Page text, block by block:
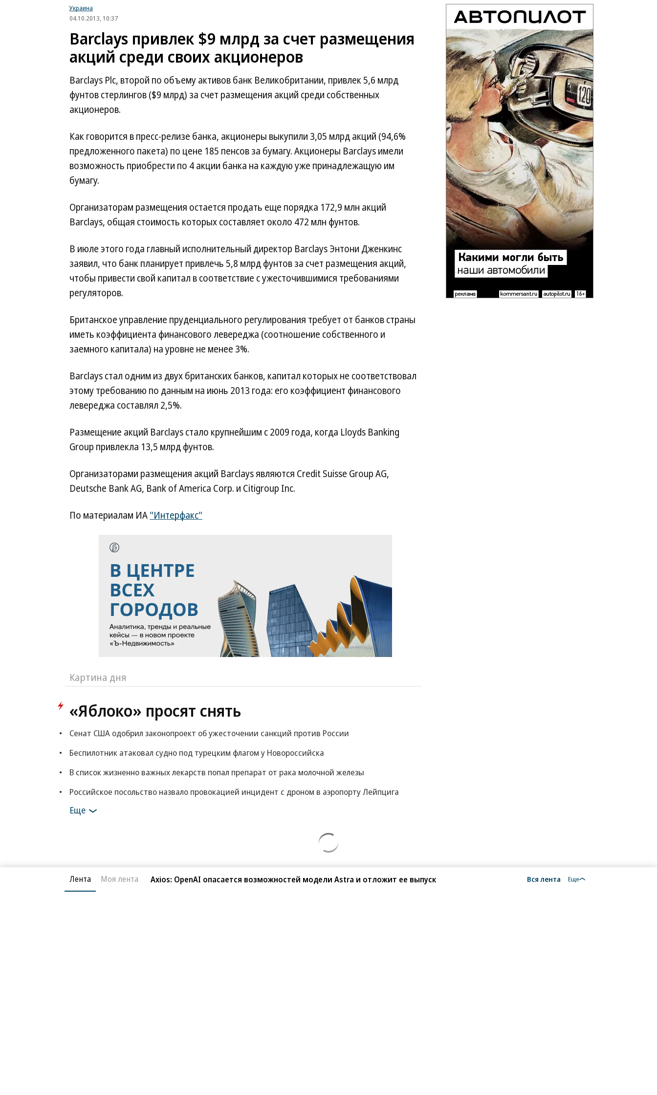
Украина
04.10.2013, 10:37
Barclays привлек $9 млрд за счет размещения
акций среди своих акционеров
Barclays Plc, второй по объему активов банк Великобритании, привлек 5,6 млрд
фунтов стерлингов ($9 млрд) за счет размещения акций среди собственных
акционеров.
Как говорится в пресс-релизе банка, акционеры выкупили 3,05 млрд акций (94,6%
предложенного пакета) по цене 185 пенсов за бумагу. Акционеры Barclays имели
возможность приобрести по 4 акции банка на каждую уже принадлежащую им
бумагу.
Организаторам размещения остается продать еще порядка 172,9 млн акций
Barclays, общая стоимость которых составляет около 472 млн фунтов.
В июле этого года главный исполнительный директор Barclays Энтони Дженкинс
заявил, что банк планирует привлечь 5,8 млрд фунтов за счет размещения акций,
чтобы привести свой капитал в соответствие с ужесточившимися требованиями
регуляторов.
Британское управление пруденциального регулирования требует от банков страны
иметь коэффициента финансового левереджа (соотношение собственного и
заемного капитала) на уровне не менее 3%.
Barclays стал одним из двух британских банков, капитал которых не соответствовал
этому требованию по данным на июнь 2013 года: его коэффициент финансового
левереджа составлял 2,5%.
Размещение акций Barclays стало крупнейшим с 2009 года, когда Lloyds Banking
Group привлекла 13,5 млрд фунтов.
Организаторами размещения акций Barclays являются Credit Suisse Group AG,
Deutsche Bank AG, Bank of America Corp. и Citigroup Inc.
По материалам ИА"Интерфакс"
Картина дня
«Яблоко» просят снять
Сенат США одобрил законопроект об ужесточении санкций против России
Беспилотник атаковал судно под турецким флагом у Новороссийска
В список жизненно важных лекарств попал препарат от рака молочной железы
Российское посольство назвало провокацией инцидент с дроном в аэропорту Лейпцига
Еще
Лента Моя лента Axios: OpenAI опасается возможностей модели Astra и отложит ее выпуск Вся лента Еще